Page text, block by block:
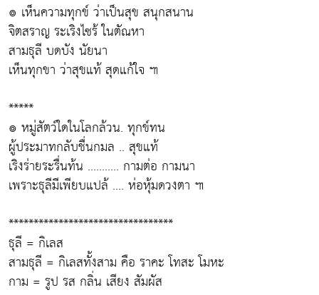
๏ เห็นความทุกข์ ว่าเป็นสุข สนุกสนาน
จิตสราญ ระเริงไซร้ ในตัณหา
สามธุลี บดบัง นัยนา
เห็นทุกขา ว่าสุขแท้ สุดแก้ใจ ๚
*****
๏ หมู่สัตว์ใดในโลกล้วน. ทุกข์ทน
ผู้ประมาทกลับชื่นกมล .. สุขแท้
เริงร่ายระรื่นท้น ........... กามต่อ กามนา
เพราะธุลีมีเพียบแปล้ .... ห่อหุ้มดวงตา ๚
*********************************
ธุลี = กิเลส
สามธุลี = กิเลสทั้งสาม คือ ราคะ โทสะ โมหะ
กาม = รูป รส กลิ่น เสียง สัมผัส